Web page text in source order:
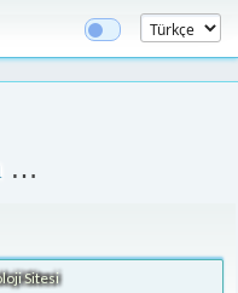
Android Telefon Yazılım Rom Destek Teknoloji Sitesi
Sitesi